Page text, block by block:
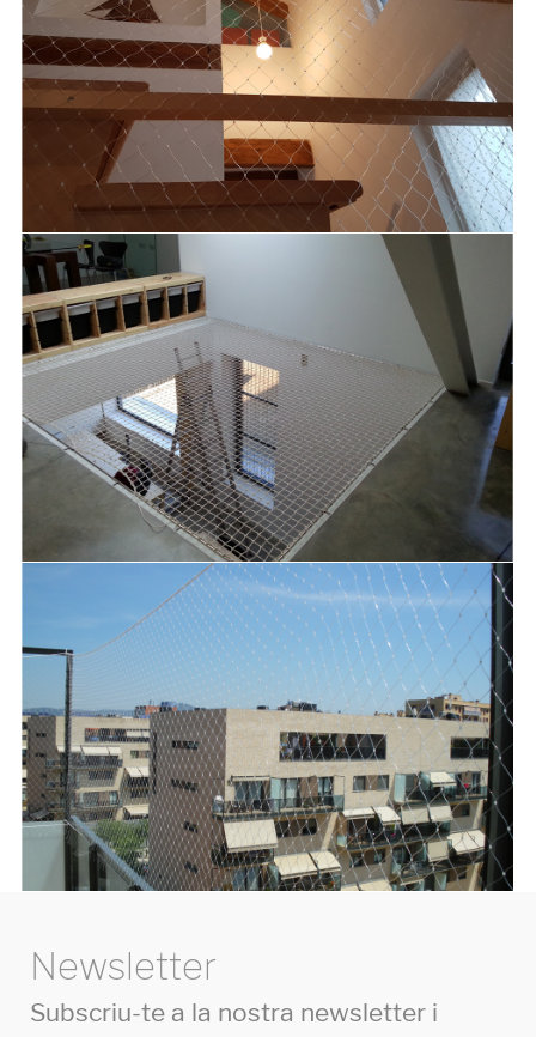
Newsletter
Subscriu-te a la nostra newsletter i